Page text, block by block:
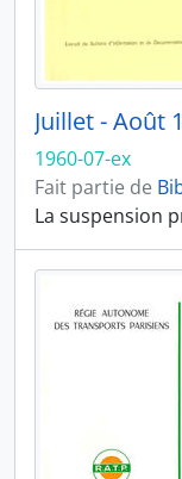
Juillet - Août
1960-07-ex
Fait partie de
La suspension